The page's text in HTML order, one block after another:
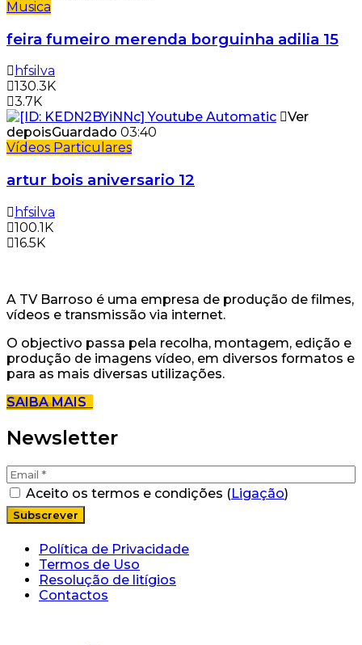
Musica
feira fumeiro merenda borguinha adilia 15
hfsilva
130.3K
3.7K
Ver
depoisGuardado 03:40
Vídeos Particulares
artur bois aniversario 12
hfsilva
100.1K
16.5K
A TV Barroso é uma empresa de produção de filmes,
vídeos e transmissão via internet.
O objectivo passa pela recolha, montagem, edição e
produção de imagens vídeo, em diversos formatos e
para as mais diversas utilizações.
SAIBA MAIS
Newsletter
Aceito os termos e condições (Ligação)
Política de Privacidade
Termos de Uso
Resolução de litígios
Contactos